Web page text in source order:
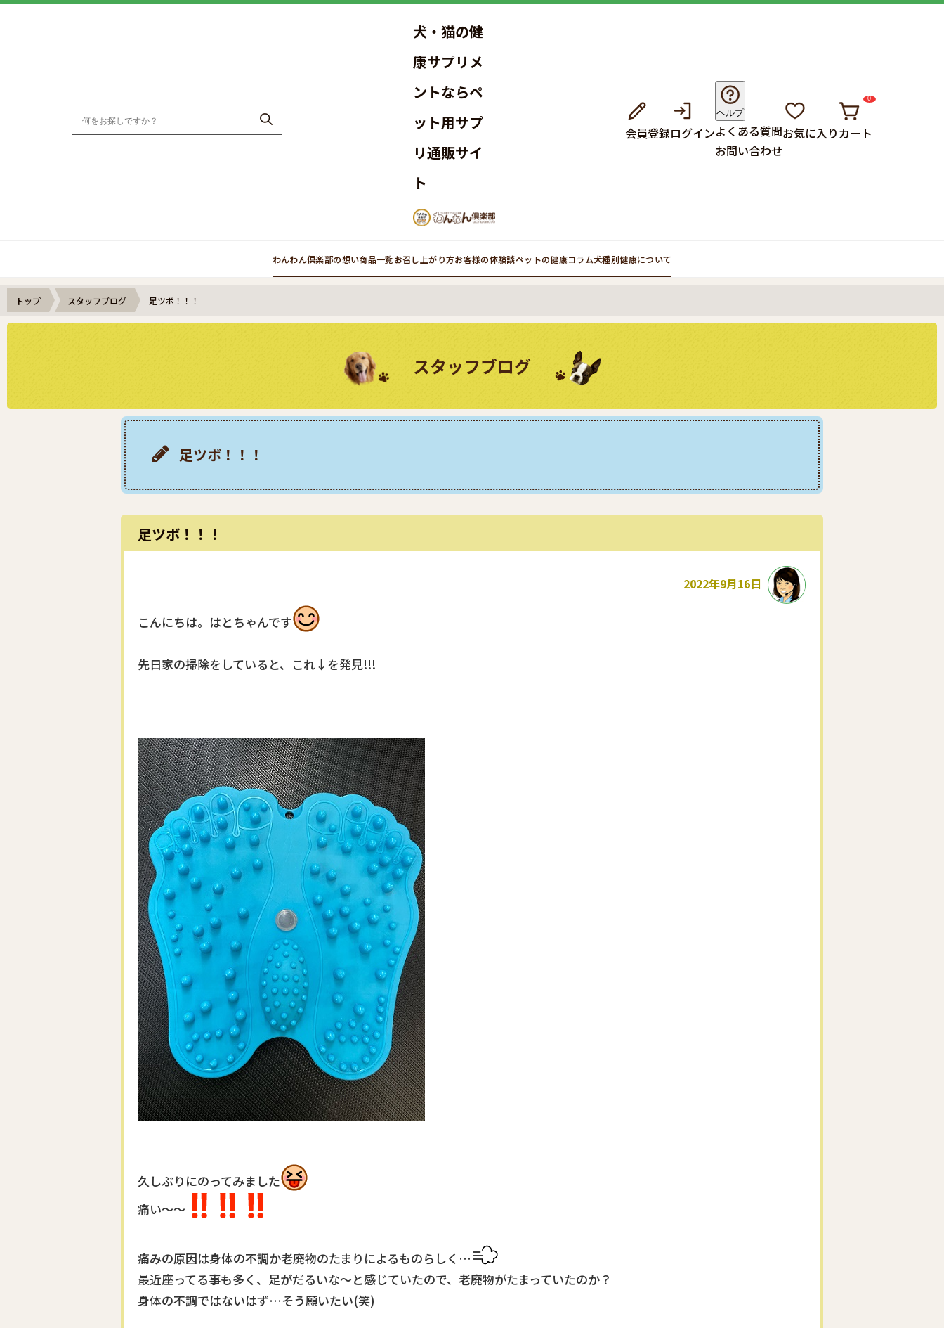
犬・猫の健
康サプリメ
ントならペ
ット用サプ
リ通販サイ
ト
会員登録ログイン
ヘルプ
よくある質問
お問い合わせ
お気に入りカート
0
わんわん倶楽部の想い商品一覧お召し上がり方お客様の体験談ペットの健康コラム犬種別健康について
トップ スタッフブログ 足ツボ！！！
スタッフブログ
足ツボ！！！
足ツボ！！！
2022年9月16日
こんにちは。はとちゃんです
先日家の掃除をしていると、これ↓を発見!!!
久しぶりにのってみました
痛い〜〜
痛みの原因は身体の不調か老廃物のたまりによるものらしく…
最近座ってる事も多く、足がだるいな〜と感じていたので、老廃物がたまっていたのか？
身体の不調ではないはず…そう願いたい(笑)